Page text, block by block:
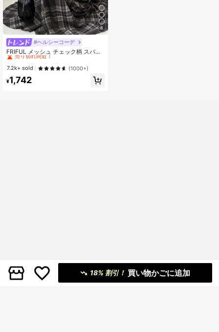
8
#ヘルシーコーデ
FRIFUL メッシュ チェック柄 スパゲ
ッティストラップ ウエストシェイプ
フルスカート カジュアル 万能ワンピ
ース
#1 ベストセラー
売り切れ間近！
#1 ベストセラー
売り切れ間近！
#1 ベストセラー
売り切れ間近！
#1 ベストセラー
売り切れ間近！
7.2k+ sold (1000+)
¥1,742
18% 割引！ 買い物かごに追加